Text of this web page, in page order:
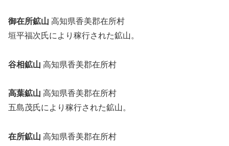
御在所鉱山 高知県香美郡在所村
垣平福次氏により稼行された鉱山。
谷相鉱山 高知県香美郡在所村
高葉鉱山 高知県香美郡在所村
五島茂氏により稼行された鉱山。
在所鉱山 高知県香美郡在所村